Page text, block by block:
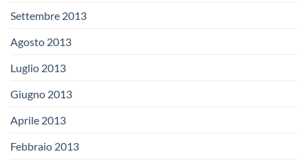
Settembre 2013
Agosto 2013
Luglio 2013
Giugno 2013
Aprile 2013
Febbraio 2013